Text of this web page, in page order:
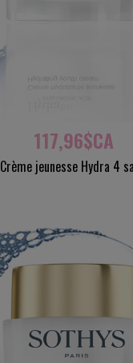
117,96$CA
Crème jeunesse Hydra 4